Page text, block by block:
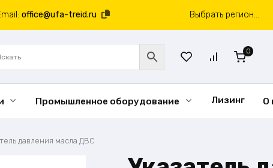
office@ufa-treid.ru Выбрать регион...
0
Промышленное оборудование Лизинг О
давления масла ДВС